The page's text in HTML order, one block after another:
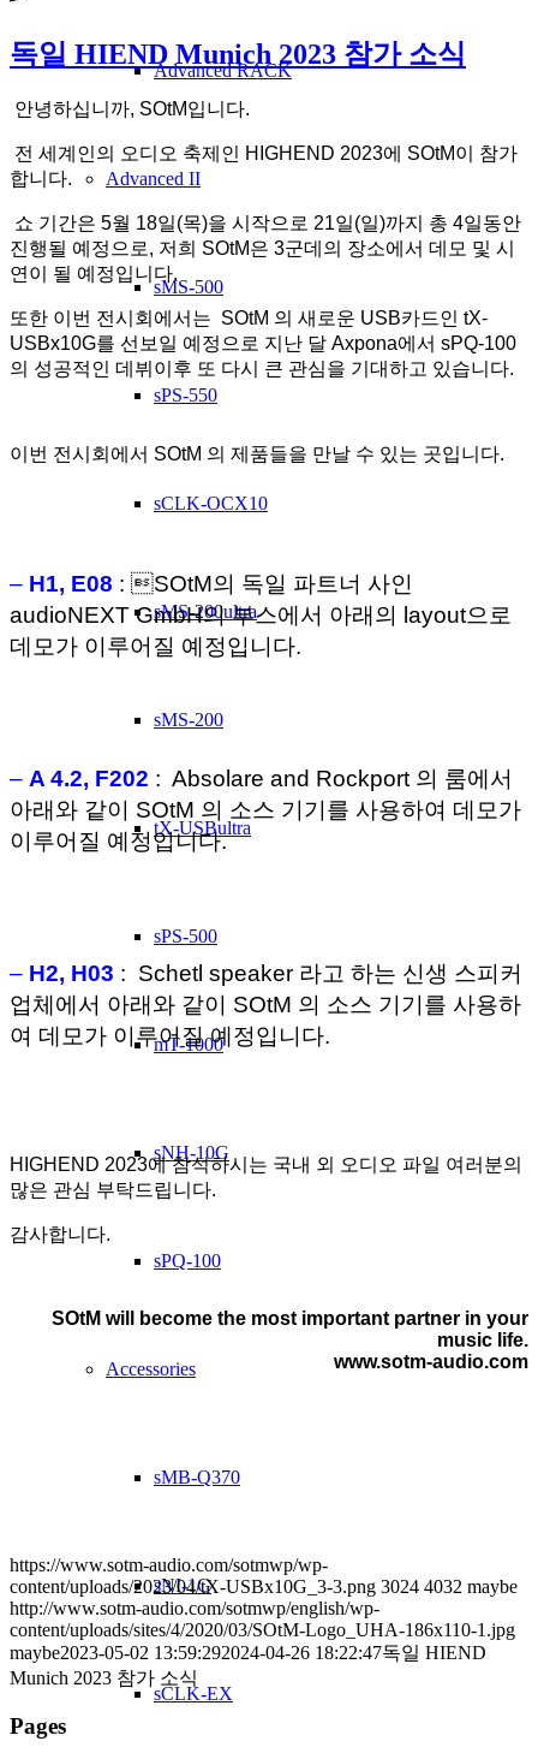
Advanced RACK
Advanced II
sMS-500
sPS-550
sCLK-OCX10
sMS-200ultra
sMS-200
tX-USBultra
sPS-500
mT-1000
sNH-10G
sPQ-100
Accessories
sMB-Q370
sNI-1G
sCLK-EX
독일 HIEND Munich 2023 참가 소식
안녕하십니까, SOtM입니다.
전 세계인의 오디오 축제인 HIGHEND 2023에 SOtM이 참가
합니다.
쇼 기간은 5월 18일(목)을 시작으로 21일(일)까지 총 4일동안
진행될 예정으로, 저희 SOtM은 3군데의 장소에서 데모 및 시
연이 될 예정입니다.
또한 이번 전시회에서는 SOtM 의 새로운 USB카드인 tX-
USBx10G를 선보일 예정으로 지난 달 Axpona에서 sPQ-100
의 성공적인 데뷔이후 또 다시 큰 관심을 기대하고 있습니다.
이번 전시회에서 SOtM 의 제품들을 만날 수 있는 곳입니다.
– H1, E08 : SOtM의 독일 파트너 사인
audioNEXT GmbH의 부스에서 아래의 layout으로
데모가 이루어질 예정입니다.
– A 4.2, F202 : Absolare and Rockport 의 룸에서 
아래와 같이 SOtM 의 소스 기기를 사용하여 데모가
이루어질 예정입니다.
– H2, H03 : Schetl speaker 라고 하는 신생 스피커
업체에서 아래와 같이 SOtM 의 소스 기기를 사용하
여 데모가 이루어질 예정입니다.
HIGHEND 2023에 참석하시는 국내 외 오디오 파일 여러분의
많은 관심 부탁드립니다.
감사합니다.
SOtM will become the most important partner in your
music life.
www.sotm-audio.com
https://www.sotm-audio.com/sotmwp/wp-
content/uploads/2023/04/tX-USBx10G_3-3.png 3024 4032 maybe
http://www.sotm-audio.com/sotmwp/english/wp-
content/uploads/sites/4/2020/03/SOtM-Logo_UHA-186x110-1.jpg
maybe2023-05-02 13:59:292024-04-26 18:22:47독일 HIEND
Munich 2023 참가 소식
Pages